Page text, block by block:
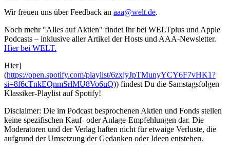
Wir freuen uns über Feedback an aaa@welt.de.
Noch mehr "Alles auf Aktien" findet Ihr bei WELTplus und Apple
Podcasts – inklusive aller Artikel der Hosts und AAA-Newsletter.
Hier bei WELT.
Hier]
(https://open.spotify.com/playlist/6zxjyJpTMunyYCY6F7vHK1?
si=8f6cTnkEQnmSrlMU8Vo6uQ)) findest Du die Samstagsfolgen
Klassiker-Playlist auf Spotify!
Disclaimer: Die im Podcast besprochenen Aktien und Fonds stellen
keine spezifischen Kauf- oder Anlage-Empfehlungen dar. Die
Moderatoren und der Verlag haften nicht für etwaige Verluste, die
aufgrund der Umsetzung der Gedanken oder Ideen entstehen.